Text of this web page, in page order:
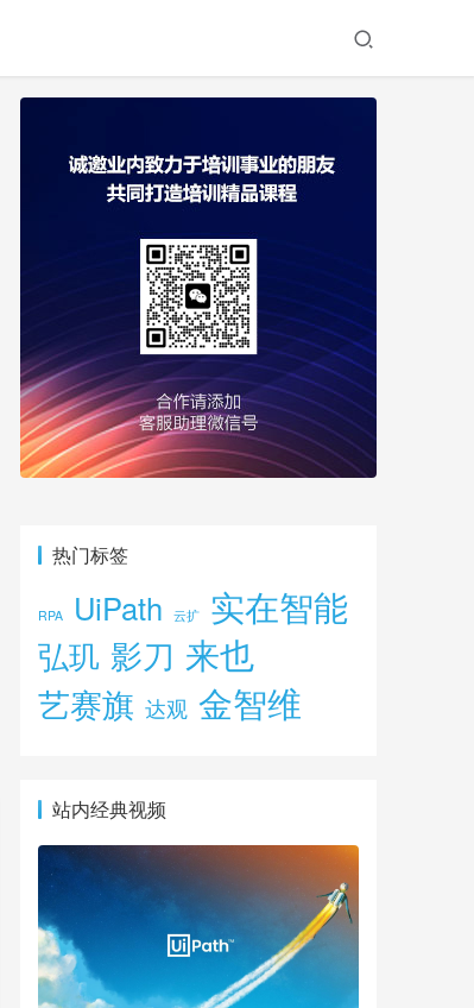
热门标签
RPA UiPath 云扩 实在智能
弘玑 影刀 来也
艺赛旗 达观 金智维
站内经典视频